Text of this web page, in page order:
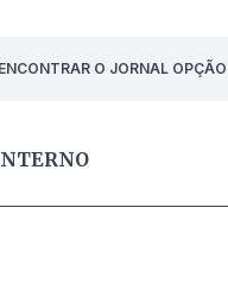
O JORNAL OPÇÃO